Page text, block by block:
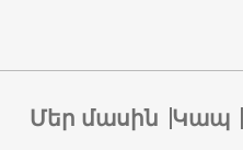
Մեր մասին Կապ